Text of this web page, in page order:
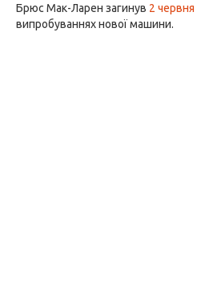
Брюс Мак-Ларен загинув 2 червня
випробуваннях нової машини.